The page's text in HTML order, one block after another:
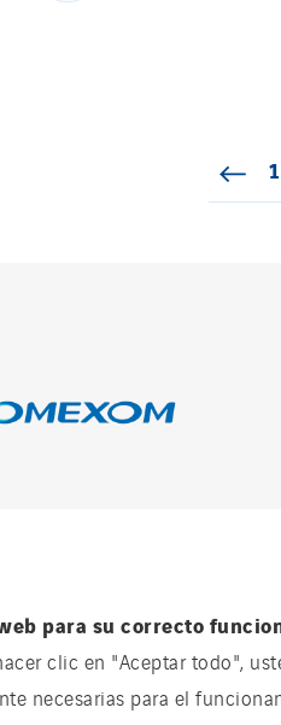
1
para su correcto
clic en "Aceptar todo",
necesarias para el